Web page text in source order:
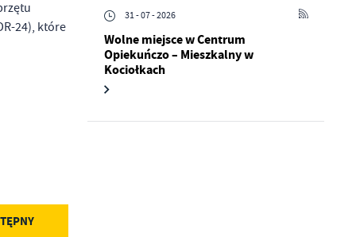
24), które
31 - 07 - 2026
Wolne miejsce w Centrum
Opiekuńczo – Mieszkalny w
Kociołkach